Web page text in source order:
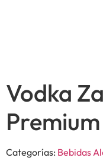
Vodka
Categorías: Bebidas